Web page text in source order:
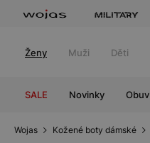
Ženy Muži Děti
SALE Novinky Obuv
Wojas Kožené boty dámské